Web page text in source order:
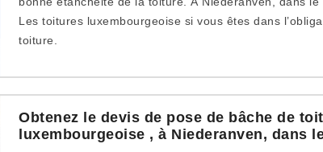
Les toitures luxembourgeoise si vous êtes dans
toiture.
Obtenez le devis de pose de bâche de
luxembourgeoise , à Niederanven, dans